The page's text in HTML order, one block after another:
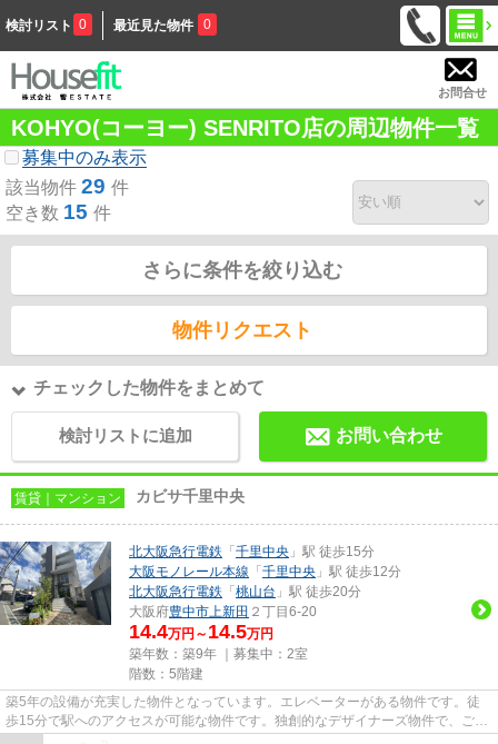
検討リスト 0 最近見た物件 0
お問合せ
KOHYO(コーヨー) SENRITO店の周辺物件一覧
募集中のみ表示
該当物件 29 件
空き数 15 件
さらに条件を絞り込む
物件リクエスト
チェックした物件をまとめて
検討リストに追加 お問い合わせ
賃貸｜マンション カビサ千里中央
北大阪急行電鉄 「 千里中央 」駅 徒歩15分
大阪モノレール本線 「 千里中央 」駅 徒歩12分
北大阪急行電鉄 「 桃山台 」駅 徒歩20分
大阪府豊中市上新田 ２丁目6-20
14.4万円～ 14.5万円
築年数：築9年 ｜募集中： 2室
階数：5階建
築5年の設備が充実した物件となっています。エレベーターがある物件です。徒
歩15分で駅へのアクセスが可能な物件です。独創的なデザイナーズ物件で、ご好